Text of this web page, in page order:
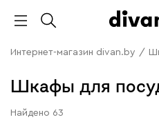
Интернет-магазин divan.by /
Шкафы для
Найдено 63